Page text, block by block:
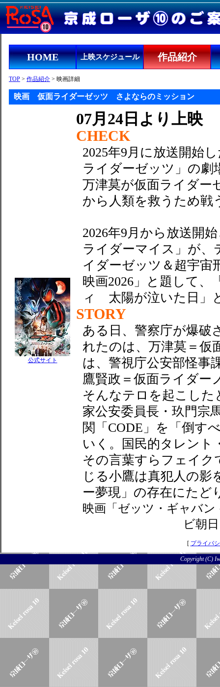
HOME 上映スケジュール 作品紹介
TOP > 作品紹介 > 映画詳細
映画 仮面ライダーゼッツ さよならのミッション
公式サイト
07月24日より上映
CHECK
2025年9月に放送開始
ライダーゼッツ」の劇
万津莫が仮面ライダー
から人類を救うため戦
2026年9月から放送開
ライダーマイス」が、
イダーゼッツ＆超宇宙
映画2026」と題して
ィ 太陽が泣いた日」
STORY
ある日、警察庁が爆破
れたのは、万津莫＝仮
は、警視庁公安部怪事
鷹賢政＝仮面ライダー
そんなテロを起こし
家公安委員長・玖門宗
関「CODE」を「倒す
いく。国民的タレント
その言葉すらフェイク
じる小鷹は真犯人の
ー夢現」の存在にたど
映画「ゼッツ・ギャバ
ビ朝
[ プライバ
Copyright (C)